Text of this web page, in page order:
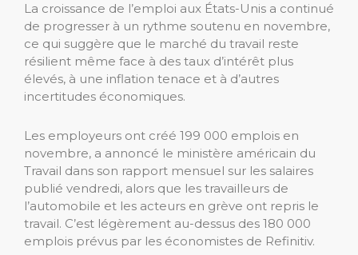
La croissance de l’emploi aux États-Unis a continué
de progresser à un rythme soutenu en novembre,
ce qui suggère que le marché du travail reste
résilient même face à des taux d’intérêt plus
élevés, à une inflation tenace et à d’autres
incertitudes économiques.
Les employeurs ont créé 199 000 emplois en
novembre, a annoncé le ministère américain du
Travail dans son rapport mensuel sur les salaires
publié vendredi, alors que les travailleurs de
l’automobile et les acteurs en grève ont repris le
travail. C’est légèrement au-dessus des 180 000
emplois prévus par les économistes de Refinitiv.